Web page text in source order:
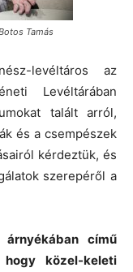
Tamás
levéltáros az
Levéltárában
talált arról,
és a csempészek
kérdeztük, és
szerepéről a
című
közel-keleti